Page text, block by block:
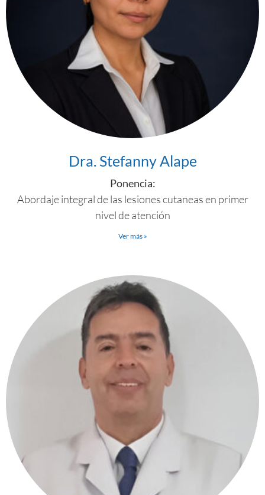
Dra. Stefanny Alape
Ponencia:
Abordaje integral de las lesiones cutaneas en primer
nivel de atención
Ver más »